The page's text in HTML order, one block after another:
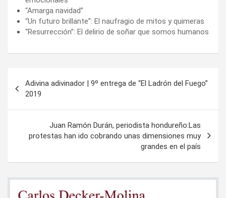
“Amarga navidad”
“Un futuro brillante”: El naufragio de mitos y quimeras
“Resurrección”: El delirio de soñar que somos humanos
de
entradas
Adivina adivinador | 9º entrega de “El Ladrón del Fuego”
2019
Juan Ramón Durán, periodista hondureño:Las
protestas han ido cobrando unas dimensiones muy
grandes en el país